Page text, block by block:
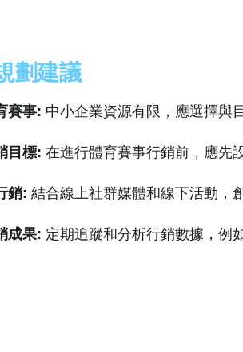
劃建議
賽事: 中小企業資源有限，應選擇與
目標: 在進行體育賽事行銷前，應先
銷: 結合線上社群媒體和線下活動，
成果: 定期追蹤和分析行銷數據，例